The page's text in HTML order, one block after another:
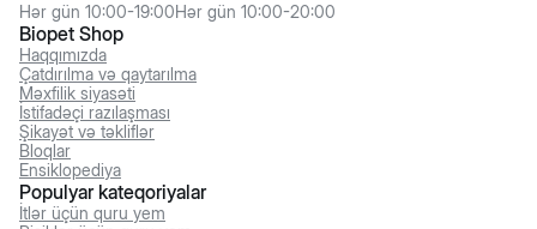
Biopet Shop
Haqqımızda
Çatdırılma və qaytarılma
Məxfilik siyasəti
İstifadəçi razılaşması
Şikayət və təkliflər
Bloqlar
Ensiklopediya
Hər gün 10:00-19:00Hər gün 10:00-20:00
Populyar kateqoriyalar
İtlər üçün quru yem